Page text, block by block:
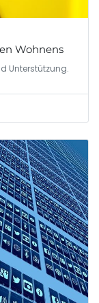
Wohnens
Unterstützung.